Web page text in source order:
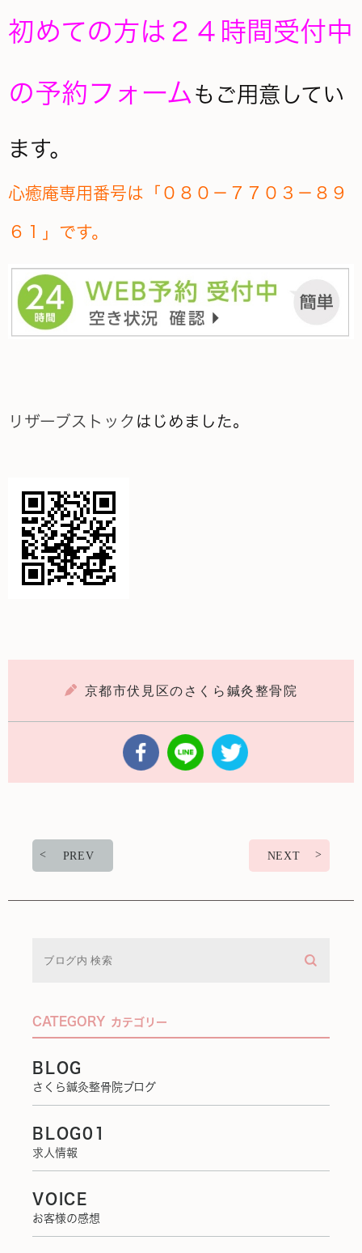
初めての方は２４時間受付中
の予約フォーム もご用意してい
ます。
心癒庵専用番号は「０８０－７７０３－８９
６１」です。
リザーブストック はじめました。
京都市伏見区のさくら鍼灸整骨院
PREV NEXT
CATEGORY カテゴリー
BLOG
さくら鍼灸整骨院ブログ
BLOG01
求人情報
VOICE
お客様の感想